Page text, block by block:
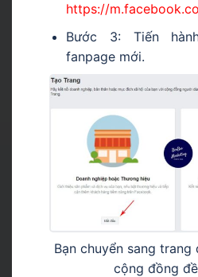
https://
Bước 3: Tiến
fanpage mới.
Bạn chuyển sang trang
cộng đồng